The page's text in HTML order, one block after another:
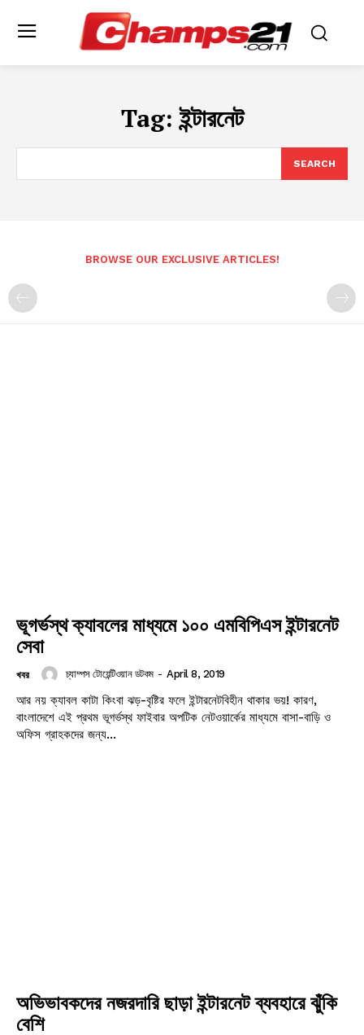
Tag:ইন্টারনেট
SEARCH
BROWSE OUR EXCLUSIVE ARTICLES!
ভূগর্ভস্থ ক্যাবলের মাধ্যমে ১০০ এমবিপিএস ইন্টারনেট
সেবা
খবর চ্যাম্পস টোয়েন্টিওয়ান ডটকম - April 8, 2019
আর নয় ক্যাবল কাটা কিংবা ঝড়-বৃষ্টির ফলে ইন্টারনেটবিহীন থাকার ভয়! কারণ,
বাংলাদেশে এই প্রথম ভূগর্ভস্থ ফাইবার অপটিক নেটওয়ার্কের মাধ্যমে বাসা-বাড়ি ও
অফিস গ্রাহকদের জন্য...
অভিভাবকদের নজরদারি ছাড়া ইন্টারনেট ব্যবহারে ঝুঁকি
বেশি